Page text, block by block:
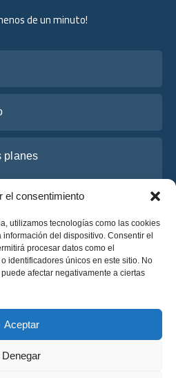
el consentimiento
utilizamos tecnologías como las cookies
del dispositivo. Consentir el
procesar datos como el
identificadores únicos en este sitio. No
afectar negativamente a ciertas
Aceptar
Denegar
de un minuto!
un presupuesto
un presupuesto